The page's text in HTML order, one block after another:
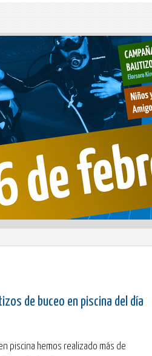
de buceo en piscina del día
piscina hemos realizado más de